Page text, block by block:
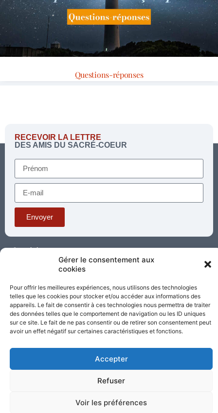
Gérer le consentement aux
cookies
Pour offrir les meilleures expériences, nous utilisons des technologies
telles que les cookies pour stocker et/ou accéder aux informations des
appareils. Le fait de consentir à ces technologies nous permettra de traiter
des données telles que le comportement de navigation ou les ID uniques
sur ce site. Le fait de ne pas consentir ou de retirer son consentement peut
avoir un effet négatif sur certaines caractéristiques et fonctions.
Accepter
Refuser
Voir les préférences
Questions-réponses
RECEVOIR LA LETTRE
DES AMIS DU SACRÉ-COEUR
Envoyer
standard@sacrecoeur-paray.org
Nos
partenaires
Mentions
légales